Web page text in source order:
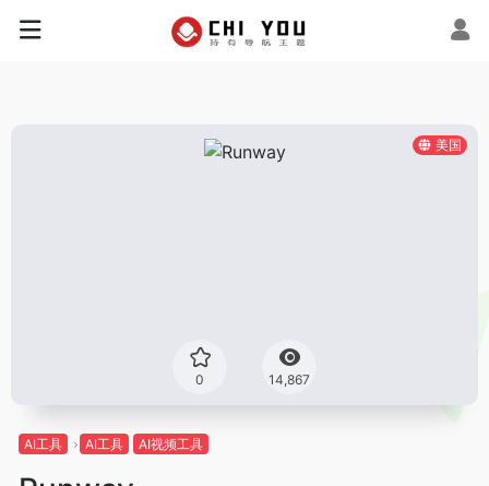
美国
0 14,867
AI工具 AI工具 AI视频工具